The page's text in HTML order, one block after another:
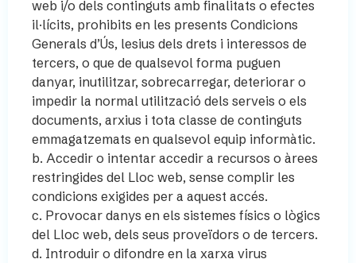
web i/o dels continguts amb finalitats o efectes
il·lícits, prohibits en les presents Condicions
Generals d’Ús, lesius dels drets i interessos de
tercers, o que de qualsevol forma puguen
danyar, inutilitzar, sobrecarregar, deteriorar o
impedir la normal utilització dels serveis o els
documents, arxius i tota classe de continguts
emmagatzemats en qualsevol equip informàtic.
b. Accedir o intentar accedir a recursos o àrees
restringides del Lloc web, sense complir les
condicions exigides per a aquest accés.
c. Provocar danys en els sistemes físics o lògics
del Lloc web, dels seus proveïdors o de tercers.
d. Introduir o difondre en la xarxa virus